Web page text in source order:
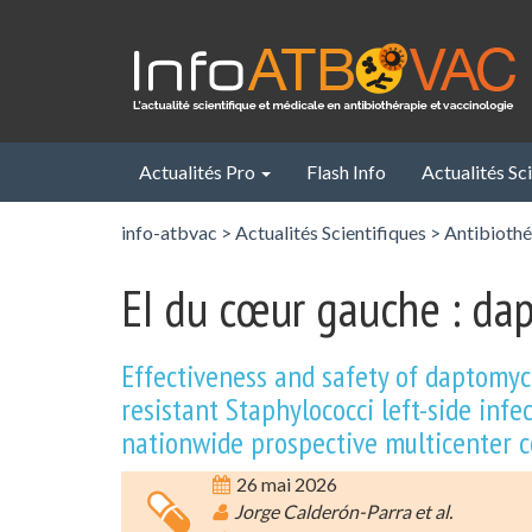
Actualités Pro Flash Info Actualités
info-atbvac > Actualités Scientifiques >
EI du cœur gauche :
Effectiveness and safety of
resistant Staphylococci left-side
nationwide prospective multicenter
26 mai 2026
Jorge Calderón-Parra et al.